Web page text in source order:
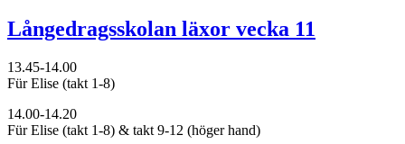
Långedragsskolan läxor vecka 11
13.45-14.00
Für Elise (takt 1-8)
14.00-14.20
Für Elise (takt 1-8) & takt 9-12 (höger hand)